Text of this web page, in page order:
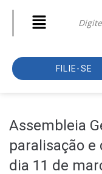
FILIE-SE
Assembleia
paralisação e
dia 11 de